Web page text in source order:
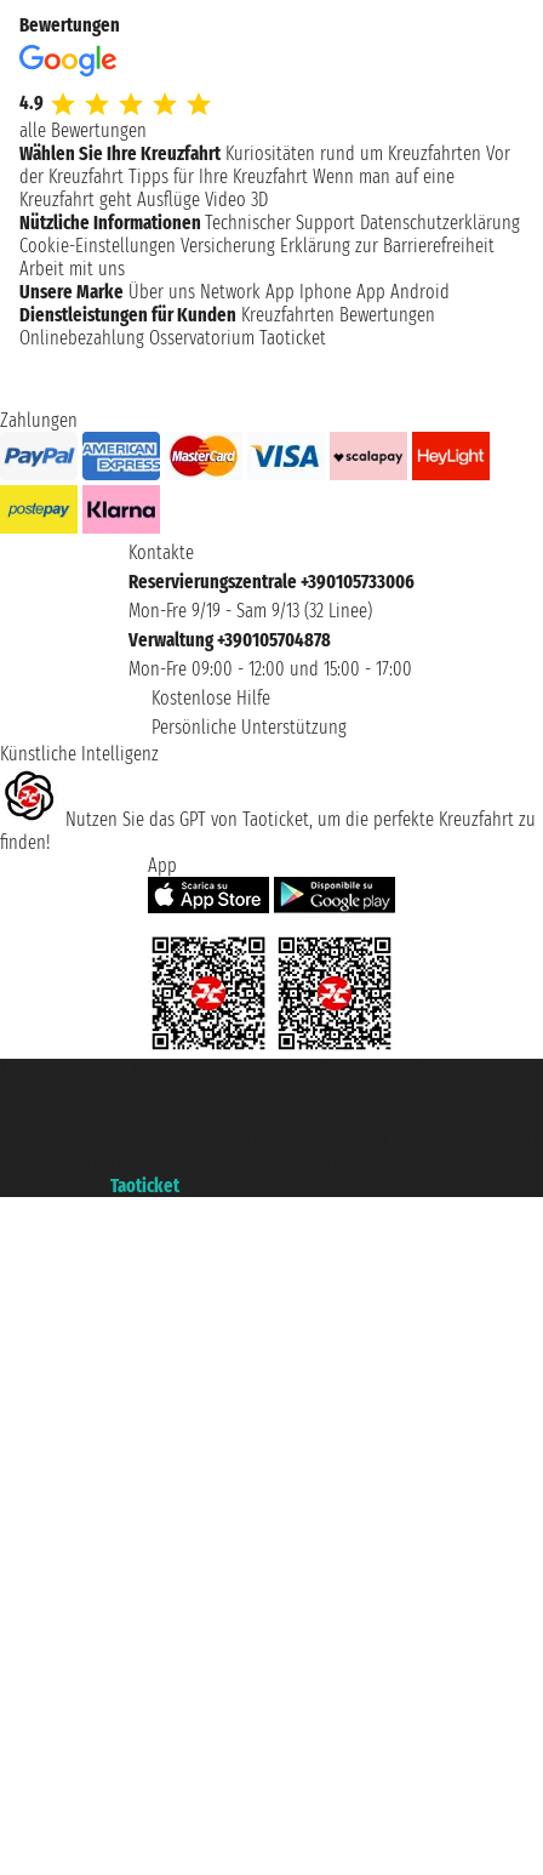
Bewertungen
4.9
alle Bewertungen
Wählen Sie Ihre Kreuzfahrt Kuriositäten rund um Kreuzfahrten Vor
der Kreuzfahrt Tipps für Ihre Kreuzfahrt Wenn man auf eine
Kreuzfahrt geht Ausflüge Video 3D
Nützliche Informationen Technischer Support Datenschutzerklärung
Cookie-Einstellungen Versicherung Erklärung zur Barrierefreiheit
Arbeit mit uns
Unsere Marke Über uns Network App Iphone App Android
Dienstleistungen für Kunden Kreuzfahrten Bewertungen
Onlinebezahlung Osservatorium Taoticket
Zahlungen
Kontakte
Reservierungszentrale +390105733006
Mon-Fre 9/19 - Sam 9/13 (32 Linee)
Verwaltung +390105704878
Mon-Fre 09:00 - 12:00 und 15:00 - 17:00
Kostenlose Hilfe
Persönliche Unterstützung
Künstliche Intelligenz
Nutzen Sie das GPT von Taoticket, um die perfekte Kreuzfahrt zu
finden!
App
Taoticket